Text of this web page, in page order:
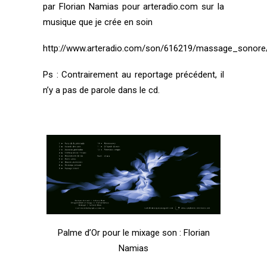
par Florian Namias pour arteradio.comsur la
musique que je crée en soin
http://www.arteradio.com/son/616219/
Ps : Contrairement au reportage précédent, il
n’y a pas de parole dans le cd.
Palme d’Or pour le mixage son : Florian
Namias